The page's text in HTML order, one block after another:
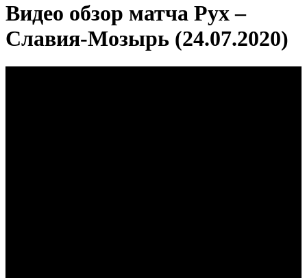
Видео обзор матча Рух –
Славия-Мозырь (24.07.2020)